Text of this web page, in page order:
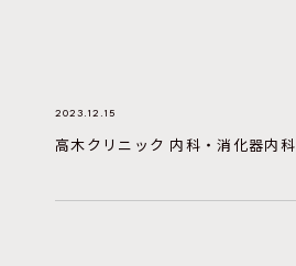
2023.12.15
高木クリニック 内科・消化器内科